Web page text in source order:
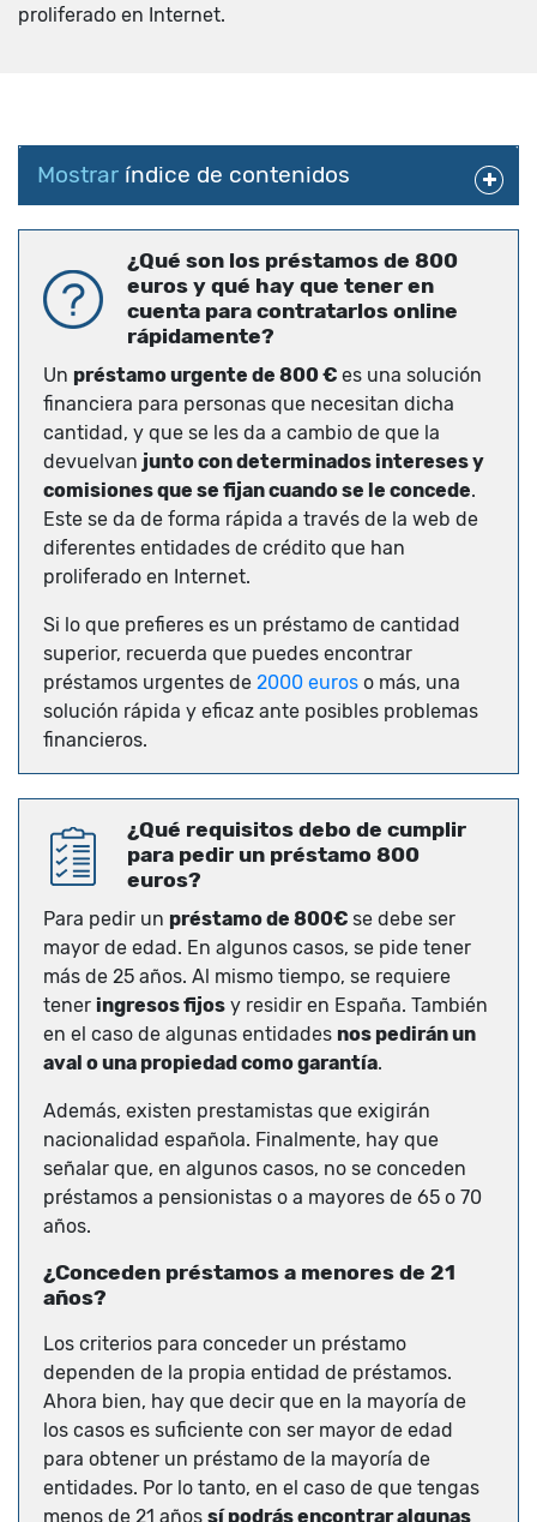
proliferado en Internet.
Mostrar índice de contenidos
¿Qué son los préstamos de 800
euros y qué hay que tener en
cuenta para contratarlos online
rápidamente?
Un préstamo urgente de 800 € es una solución
financiera para personas que necesitan dicha
cantidad, y que se les da a cambio de que la
devuelvan junto con determinados intereses y
comisiones que se fijan cuando se le concede.
Este se da de forma rápida a través de la web de
diferentes entidades de crédito que han
proliferado en Internet.
Si lo que prefieres es un préstamo de cantidad
superior, recuerda que puedes encontrar
préstamos urgentes de 2000 euros o más, una
solución rápida y eficaz ante posibles problemas
financieros.
¿Qué requisitos debo de cumplir
para pedir un préstamo 800
euros?
Para pedir un préstamo de 800€ se debe ser
mayor de edad. En algunos casos, se pide tener
más de 25 años. Al mismo tiempo, se requiere
tener ingresos fijos y residir en España. También
en el caso de algunas entidades nos pedirán un
aval o una propiedad como garantía.
Además, existen prestamistas que exigirán
nacionalidad española. Finalmente, hay que
señalar que, en algunos casos, no se conceden
préstamos a pensionistas o a mayores de 65 o 70
años.
¿Conceden préstamos a menores de 21
años?
Los criterios para conceder un préstamo
dependen de la propia entidad de préstamos.
Ahora bien, hay que decir que en la mayoría de
los casos es suficiente con ser mayor de edad
para obtener un préstamo de la mayoría de
entidades. Por lo tanto, en el caso de que tengas
menos de 21 años sí podrás encontrar algunas